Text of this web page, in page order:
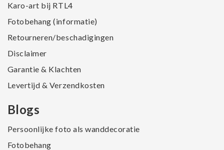
Karo-art bij RTL4
Fotobehang (informatie)
Retourneren/beschadigingen
Disclaimer
Garantie & Klachten
Levertijd & Verzendkosten
Blogs
Persoonlijke foto als wanddecoratie
Fotobehang